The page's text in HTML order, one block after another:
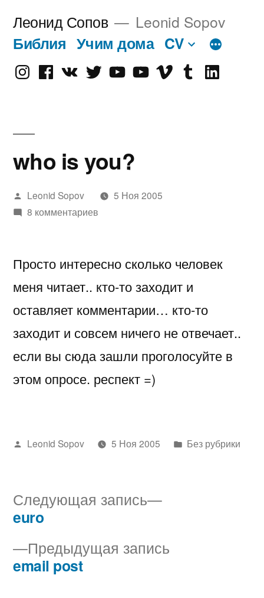
Леонид Сопов Leonid Sopov
Библия Учим дома CV
InstagramFacebook
VK TwitterYoutube
Old Vimeotumblrlinkedin
who is you?
Написано
автором
Leonid Sopov
5 Ноя 2005
8 комментариев
Просто интересно сколько человек
меня читает.. кто-то заходит и
оставляет комментарии… кто-то
заходит и совсем ничего не отвечает..
если вы сюда зашли проголосуйте в
этом опросе. респект =)
Написано
Leonid Sopov 5 Ноя 2005
Написано
Без рубрики
Навигация
по
записям
Предыдущая запись
email post
Следующая запись
Следующая
euro